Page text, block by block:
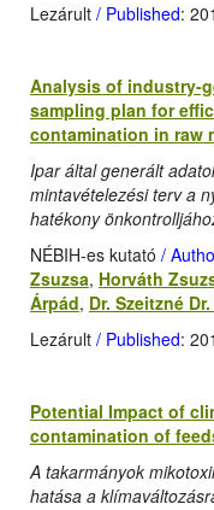
Lezárult / Published:
Analysis of industry-
sampling plan for
contamination in raw
Ipar által generált
mintavételezési terv a
hatékony
NÉBIH-es kutató /
Zsuzsa, Horváth
Árpád, Dr. Szeitzné
Lezárult / Published:
Potential Impact of
contamination of
A takarmányok
hatása a